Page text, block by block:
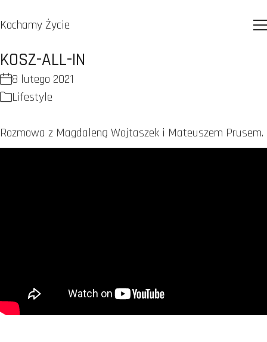
Kochamy Życie
KOSZ-ALL-IN
8 lutego 2021
Lifestyle
Rozmowa z Magdaleną Wojtaszek i Mateuszem Prusem.